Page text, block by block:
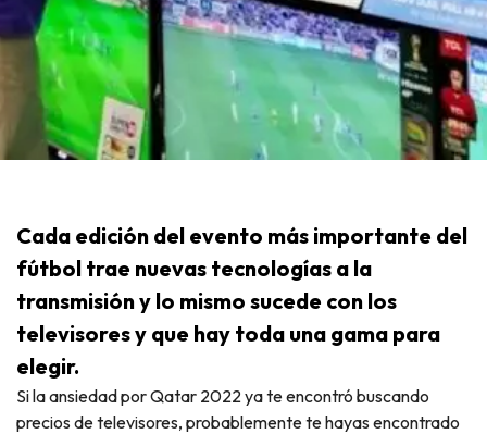
Cada edición del evento más importante del
fútbol trae nuevas tecnologías a la
transmisión y lo mismo sucede con los
televisores y que hay toda una gama para
elegir.
Si la ansiedad por Qatar 2022 ya te encontró buscando
precios de televisores, probablemente te hayas encontrado